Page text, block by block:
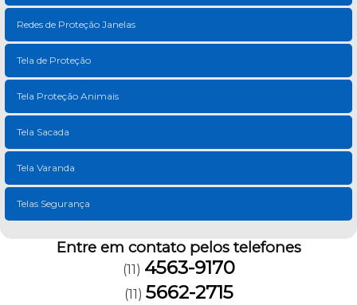
Redes de Proteção Janelas
Tela de Proteção
Tela Proteção Animais
Tela Sacada
Tela Varanda
Telas Segurança
Entre em contato pelos telefones
(11) 4563-9170
(11) 5662-2715